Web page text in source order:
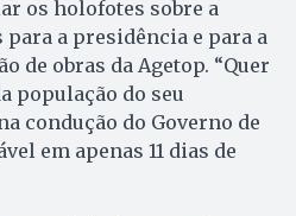
os holofotes sobre a
para a presidência e para a
de obras da Agetop. “Quer
população do seu
condução do Governo de
em apenas 11 dias de